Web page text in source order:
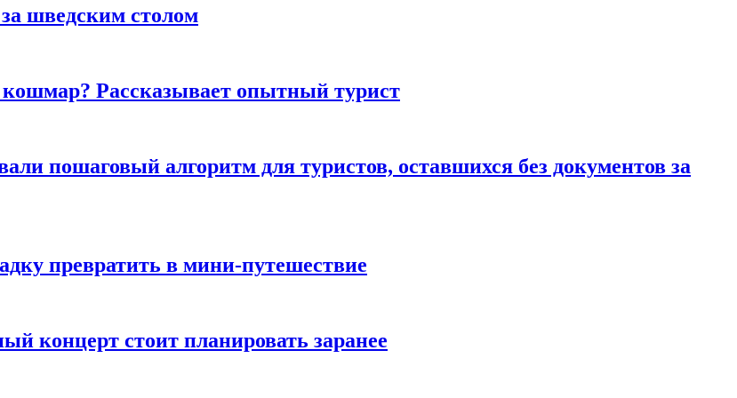
шведским столом
кошмар? Рассказывает опытный турист
пошаговый алгоритм для туристов, оставшихся без документов за
превратить в мини-путешествие
концерт стоит планировать заранее